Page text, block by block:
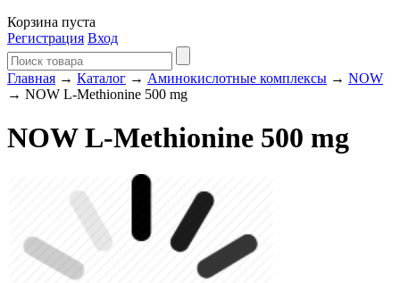
Корзина пуста
Регистрация Вход
Главная → Каталог → Аминокислотные комплексы → NOW
→ NOW L-Methionine 500 mg
NOW L-Methionine 500 mg